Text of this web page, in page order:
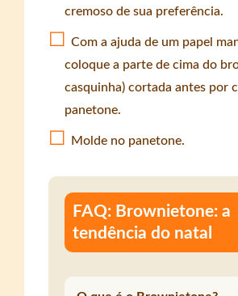
cremoso de sua preferência.
Com a ajuda de um papel
coloque a parte de cima do
casquinha) cortada antes por
panetone.
Molde no panetone.
FAQ: Brownietone: a
tendência do natal